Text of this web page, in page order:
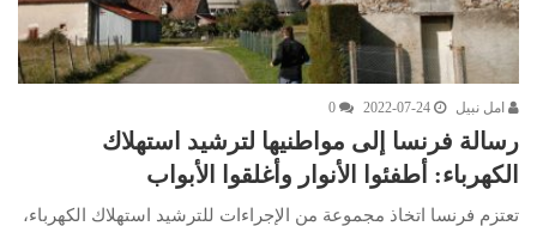
امل نبيل 2022-07-24
0
رسالة فرنسا إلى مواطنيها لترشيد استهلاك
الكهرباء: أطفئوا الأنوار وأغلقوا الأبواب
تعتزم فرنسا اتخاذ مجموعة من الإجراءات للترشيد استهلاك الكهرباء،